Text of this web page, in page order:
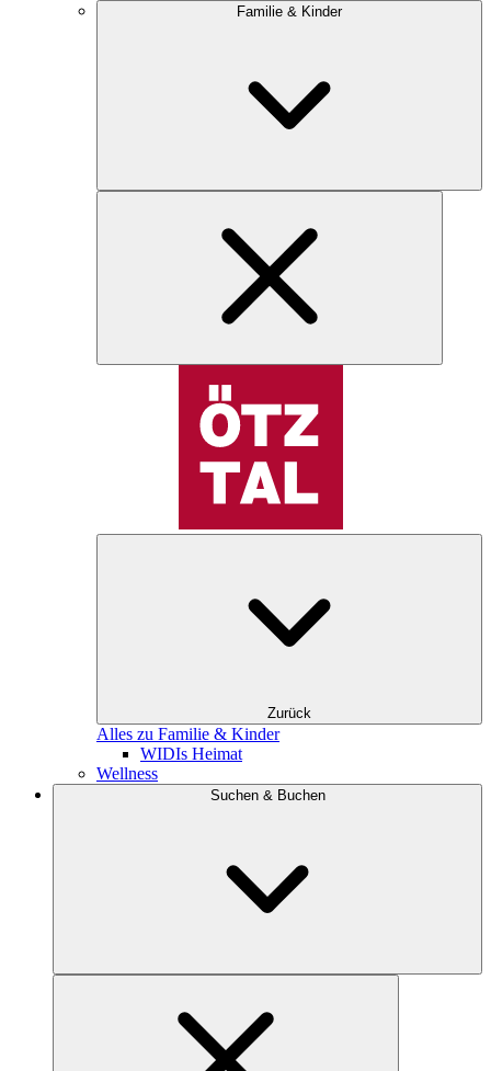
Familie & Kinder
Zurück
Alles zu Familie & Kinder
WIDIs Heimat
Wellness
Suchen & Buchen